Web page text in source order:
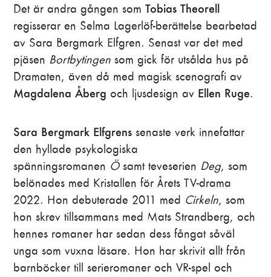
Det är andra gången somTobias Theorell
regisserar en Selma Lagerlöf-berättelse bearbetad
av Sara Bergmark Elfgren. Senast var det med
pjäsen Bortbytingen som gick för utsålda hus på
Dramaten, även då med magisk scenografi av
Magdalena Åberg och ljusdesign av Ellen Ruge.
Sara Bergmark Elfgrens senaste verk innefattar
den hyllade psykologiska
spänningsromanen Ösamt teveserien Deg, som
belönades med Kristallen för Årets TV-drama
2022. Hon debuterade 2011 med Cirkeln, som
hon skrev tillsammans med Mats Strandberg, och
hennes romaner har sedan dess fångat såväl
unga som vuxna läsare. Hon har skrivit allt från
barnböcker till serieromaner och VR-spel och